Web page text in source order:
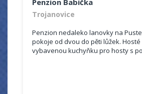
Trojanovice
Penzion nedaleko lanovky na
pokoje od dvou do pěti lůžek.
vybavenou kuchyňku pro hosty s